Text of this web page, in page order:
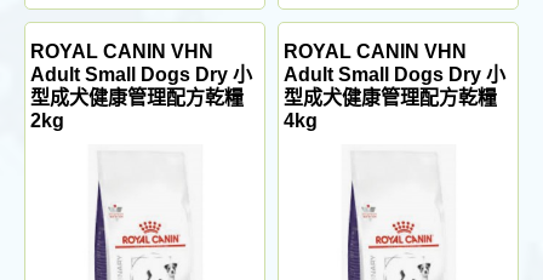
ROYAL CANIN VHN
Adult Small Dogs Dry 小
型成犬健康管理配方乾糧
2kg
ROYAL CANIN VHN
Adult Small Dogs Dry 小
型成犬健康管理配方乾糧
4kg